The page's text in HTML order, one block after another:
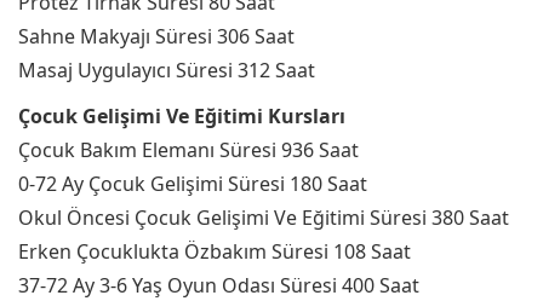
Sahne Makyajı Süresi 306 Saat
Masaj Uygulayıcı Süresi 312 Saat
Çocuk Gelişimi Ve Eğitimi Kursları
Çocuk Bakım Elemanı Süresi 936 Saat
0-72 Ay Çocuk Gelişimi Süresi 180 Saat
Okul Öncesi Çocuk Gelişimi Ve Eğitimi Süresi 380 Saat
Erken Çocuklukta Özbakım Süresi 108 Saat
37-72 Ay 3-6 Yaş Oyun Odası Süresi 400 Saat